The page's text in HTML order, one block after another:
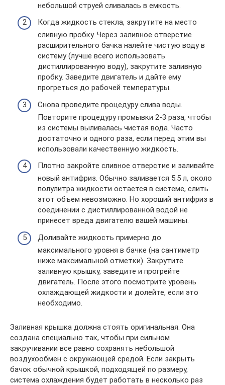
небольшой струей сливалась в емкость.
Когда жидкость стекла, закрутите на место
сливную пробку. Через заливное отверстие
расширительного бачка налейте чистую воду в
систему (лучше всего использовать
дистиллированную воду), закрутите заливную
пробку. Заведите двигатель и дайте ему
прогреться до рабочей температуры.
Снова проведите процедуру слива воды.
Повторите процедуру промывки 2-3 раза, чтобы
из системы выливалась чистая вода. Часто
достаточно и одного раза, если перед этим вы
использовали качественную жидкость.
Плотно закройте сливное отверстие и заливайте
новый антифриз. Обычно заливается 5.5 л, около
полулитра жидкости остается в системе, слить
этот объем невозможно. Но хороший антифриз в
соединении с дистиллированной водой не
принесет вреда двигателю вашей машины.
Доливайте жидкость примерно до
максимального уровня в бачке (на сантиметр
ниже максимальной отметки). Закрутите
заливную крышку, заведите и прогрейте
двигатель. После этого посмотрите уровень
охлаждающей жидкости и долейте, если это
необходимо.
Заливная крышка должна стоять оригинальная. Она
создана специально так, чтобы при сильном
закручивании все равно сохранять небольшой
воздухообмен с окружающей средой. Если закрыть
бачок обычной крышкой, подходящей по размеру,
система охлаждения будет работать в несколько раз